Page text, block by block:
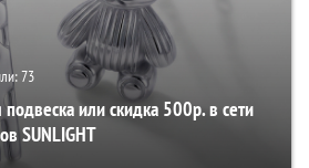
73
или скидка 500р. в сети
SUNLIGHT